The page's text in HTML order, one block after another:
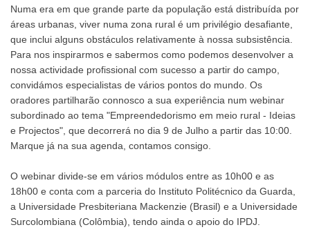
Numa era em que grande parte da população está distribuída por
áreas urbanas, viver numa zona rural é um privilégio desafiante,
que inclui alguns obstáculos relativamente à nossa subsistência.
Para nos inspirarmos e sabermos como podemos desenvolver a
nossa actividade profissional com sucesso a partir do campo,
convidámos especialistas de vários pontos do mundo. Os
oradores partilharão connosco a sua experiência num webinar
subordinado ao tema "Empreendedorismo em meio rural - Ideias
e Projectos", que decorrerá no dia 9 de Julho a partir das 10:00.
Marque já na sua agenda, contamos consigo.
O webinar divide-se em vários módulos entre as 10h00 e as
18h00 e conta com a parceria do Instituto Politécnico da Guarda,
a Universidade Presbiteriana Mackenzie (Brasil) e a Universidade
Surcolombiana (Colômbia), tendo ainda o apoio do IPDJ.